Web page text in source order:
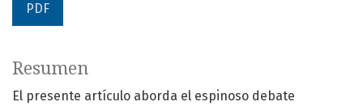
PDF
Resumen
El presente artículo aborda el espinoso debate